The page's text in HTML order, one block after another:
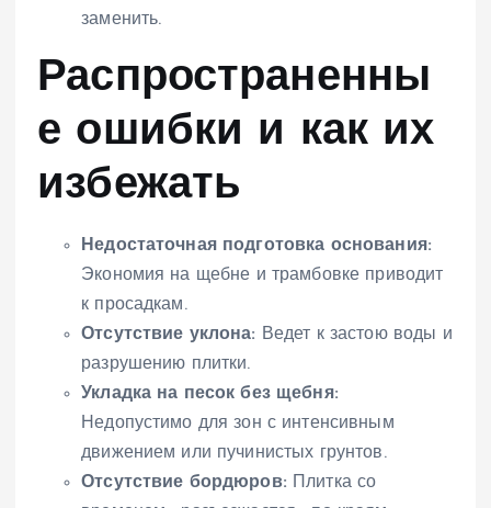
заменить.
Распространенны
е ошибки и как их
избежать
Недостаточная подготовка основания:
Экономия на щебне и трамбовке приводит
к просадкам.
Отсутствие уклона: Ведет к застою воды и
разрушению плитки.
Укладка на песок без щебня:
Недопустимо для зон с интенсивным
движением или пучинистых грунтов.
Отсутствие бордюров: Плитка со